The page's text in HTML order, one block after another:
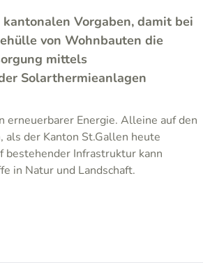
Vorgaben, damit bei
von Wohnbauten die
mittels
Solarthermieanlagen
erneuerbarer Energie. Alleine auf den
der Kanton St.Gallen heute
bestehender Infrastruktur kann
in Natur und Landschaft.